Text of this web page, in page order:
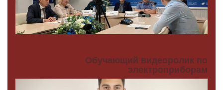
Обучающий видеоролик по
электроприборам